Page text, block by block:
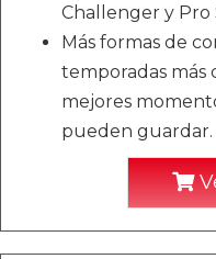
Challenger y Pro
Más formas de
temporadas más
mejores
pueden guardar.